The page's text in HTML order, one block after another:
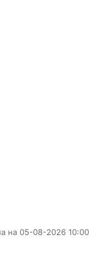
на 05-08-2026 10:00